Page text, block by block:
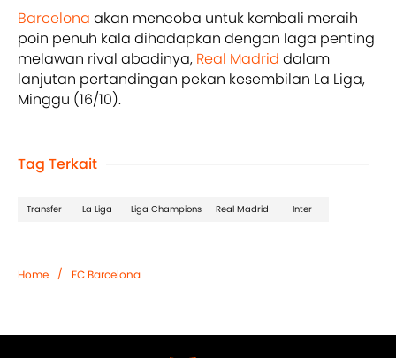
Barcelona akan mencoba untuk kembali meraih
poin penuh kala dihadapkan dengan laga penting
melawan rival abadinya, Real Madrid dalam
lanjutan pertandingan pekan kesembilan La Liga,
Minggu (16/10).
Tag Terkait
Transfer La Liga Liga Champions Real Madrid Inter
Home / FC Barcelona